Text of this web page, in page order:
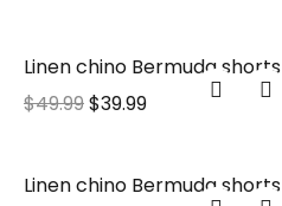
Linen chino Bermuda shorts
$49.99$39.99
Linen chino Bermuda shorts